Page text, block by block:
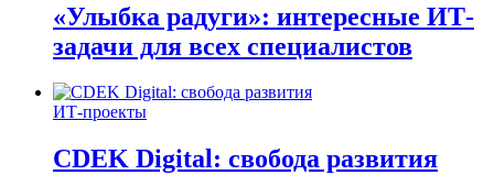
«Улыбка радуги»: интересные ИТ-
задачи для всех специалистов
ИТ-проекты
CDEK Digital: свобода развития